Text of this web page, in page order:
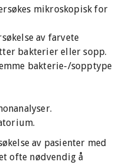
mikroskopisk for
av farvete
bakterier eller sopp.
bakterie-/sopptype
av pasienter med
ofte nødvendig å